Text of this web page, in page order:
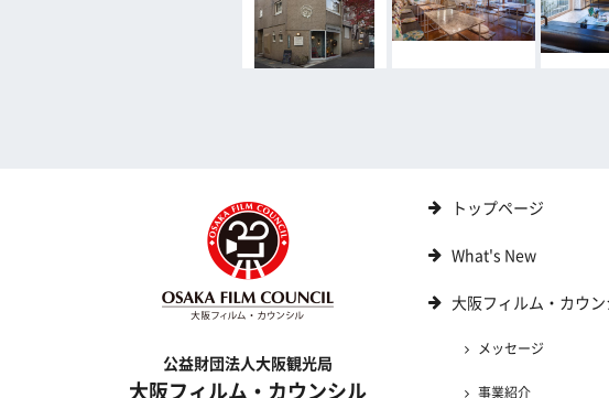
公益財団法人大阪観光局
大阪フィルム・カウンシル
トップページ
What's New
大阪フィルム・カウン
メッセージ
事業紹介